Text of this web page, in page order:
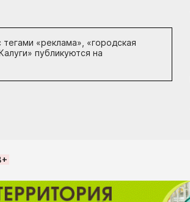
тегами «реклама», «городская
публикуются на